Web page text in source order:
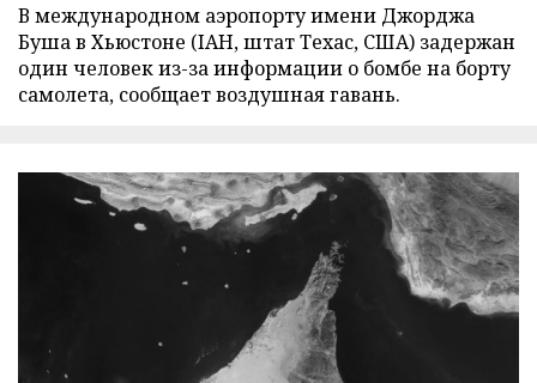
В международном аэропорту имени Джорджа
Буша в Хьюстоне (IAH, штат Техас, США) задержан
один человек из-за информации о бомбе на борту
самолета, сообщает воздушная гавань.